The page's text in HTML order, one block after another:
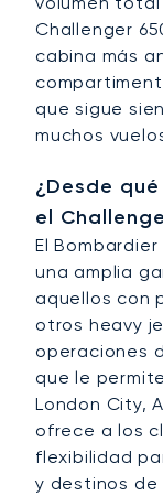
Challenger
cabina más
que sigue
muchos
¿Desde
el
El
una amplia
aquellos con
otros heavy
operaciones
que le
London City,
ofrece a los
flexibilidad
y destinos de